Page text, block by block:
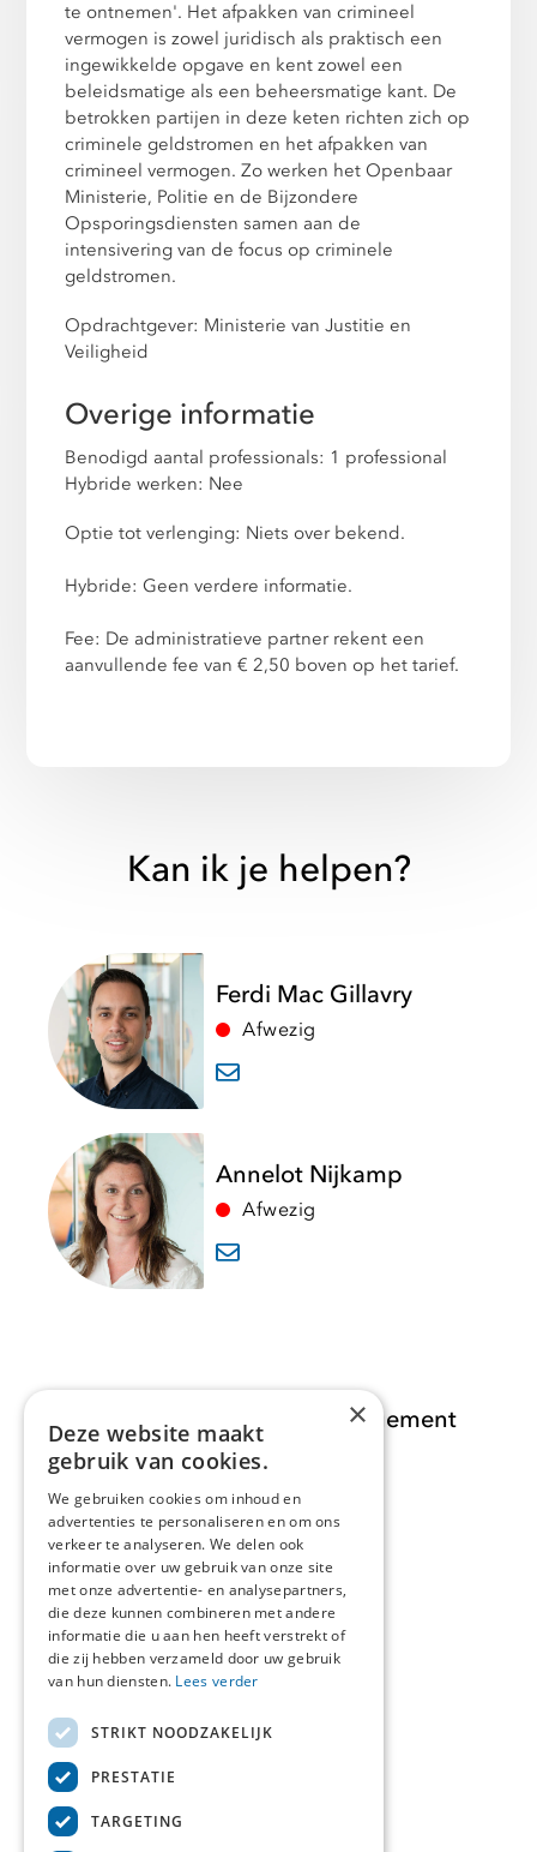
te ontnemen'. Het afpakken van crimineel
vermogen is zowel juridisch als praktisch een
ingewikkelde opgave en kent zowel een
beleidsmatige als een beheersmatige kant. De
betrokken partijen in deze keten richten zich op
criminele geldstromen en het afpakken van
crimineel vermogen. Zo werken het Openbaar
Ministerie, Politie en de Bijzondere
Opsporingsdiensten samen aan de
intensivering van de focus op criminele
geldstromen.
Opdrachtgever: Ministerie van Justitie en
Veiligheid
Overige informatie
Benodigd aantal professionals: 1 professional
Hybride werken: Nee
Optie tot verlenging: Niets over bekend.
Hybride: Geen verdere informatie.
Fee: De administratieve partner rekent een
aanvullende fee van € 2,50 boven op het tarief.
Kan ik je helpen?
Ferdi Mac Gillavry
Afwezig
Annelot Nijkamp
Afwezig
Opdracht Informatiemanagement
Opdrachten
Actueel
Over ons
Contact
Over deze site
×
Deze website maakt
gebruik van cookies.
We gebruiken cookies om inhoud en
advertenties te personaliseren en om ons
verkeer te analyseren. We delen ook
informatie over uw gebruik van onze site
met onze advertentie- en analysepartners,
die deze kunnen combineren met andere
informatie die u aan hen heeft verstrekt of
die zij hebben verzameld door uw gebruik
van hun diensten. Lees verder
STRIKT NOODZAKELIJK
PRESTATIE
TARGETING